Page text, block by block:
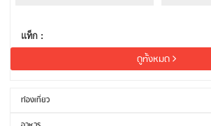
แท็ก :
ดูทั้งหมด
ท่องเที่ยว